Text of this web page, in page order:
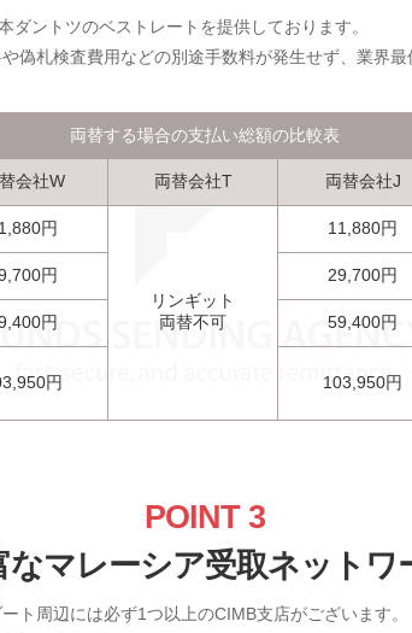
ントツのベストレートを提供しております。
偽札検査費用などの別途手数料が発生せず、業界最
両替する場合の支払い総額の比較表
会社W 両替会社T 両替会社J
円
リンギット
両替不可
11,880円
円 29,700円
円 59,400円
円 103,950円
POINT 3
なマレーシア受取ネットワ
ト周辺には必ず1つ以上のCIMB支店がございます。